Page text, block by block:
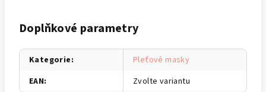
Doplňkové parametry
Kategorie:
Pleťové masky
EAN: Zvolte variantu